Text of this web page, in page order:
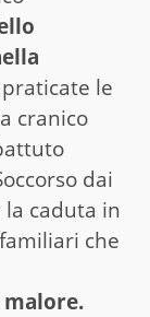
le
cranico
dai
caduta in
che
malore.